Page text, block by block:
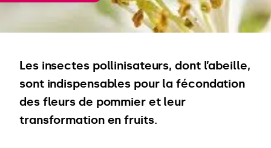
Les insectes pollinisateurs, dont l’abeille,
sont indispensables pour la fécondation
des fleurs de pommier et leur
transformation en fruits.